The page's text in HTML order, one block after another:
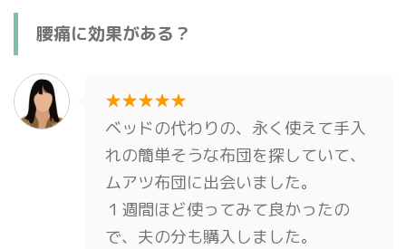
腰痛に効果がある？
★★★★★
ベッドの代わりの、永く使えて手入
れの簡単そうな布団を探していて、
ムアツ布団に出会いました。
１週間ほど使ってみて良かったの
で、夫の分も購入しました。